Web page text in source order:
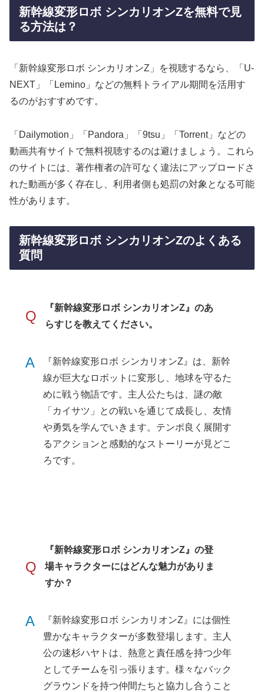
新幹線変形ロボ シンカリオンZを無料で見
る方法は？
「新幹線変形ロボ シンカリオンZ」を視聴するなら、「U-
NEXT」「Lemino」などの無料トライアル期間を活用す
るのがおすすめです。
「Dailymotion」「Pandora」「9tsu」「Torrent」などの
動画共有サイトで無料視聴するのは避けましょう。これら
のサイトには、著作権者の許可なく違法にアップロードさ
れた動画が多く存在し、利用者側も処罰の対象となる可能
性があります。
新幹線変形ロボ シンカリオンZのよくある
質問
Q
『新幹線変形ロボ シンカリオンZ』のあ
らすじを教えてください。
A
『新幹線変形ロボ シンカリオンZ』は、新幹
線が巨大なロボットに変形し、地球を守るた
めに戦う物語です。主人公たちは、謎の敵
「カイサツ」との戦いを通じて成長し、友情
や勇気を学んでいきます。テンポ良く展開す
るアクションと感動的なストーリーが見どこ
ろです。
Q
『新幹線変形ロボ シンカリオンZ』の登
場キャラクターにはどんな魅力がありま
すか？
A
『新幹線変形ロボ シンカリオンZ』には個性
豊かなキャラクターが多数登場します。主人
公の速杉ハヤトは、熱意と責任感を持つ少年
としてチームを引っ張ります。様々なバック
グラウンドを持つ仲間たちと協力し合うこと